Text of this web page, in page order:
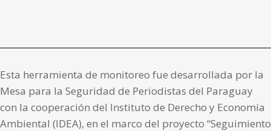
Esta herramienta de monitoreo fue desarrollada por la
Mesa para la Seguridad de Periodistas del Paraguay
con la cooperación del Instituto de Derecho y Economía
Ambiental (IDEA), en el marco del proyecto “Seguimiento